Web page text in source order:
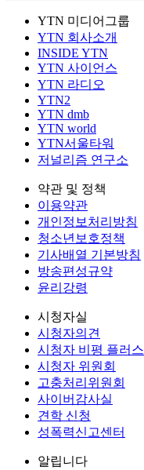
YTN 미디어그룹
YTN 회사소개
INSIDE YTN
YTN 사이언스
YTN 라디오
YTN2
YTN dmb
YTN world
YTN서울타워
저널리즘 연구소
약관 및 정책
이용약관
개인정보처리방침
청소년보호정책
기사배열 기본방침
방송편성규약
윤리강령
시청자실
시청자의견
시청자 비평 플러스
시청자 위원회
고충처리위원회
사이버감사실
견학 신청
성폭력신고센터
알립니다